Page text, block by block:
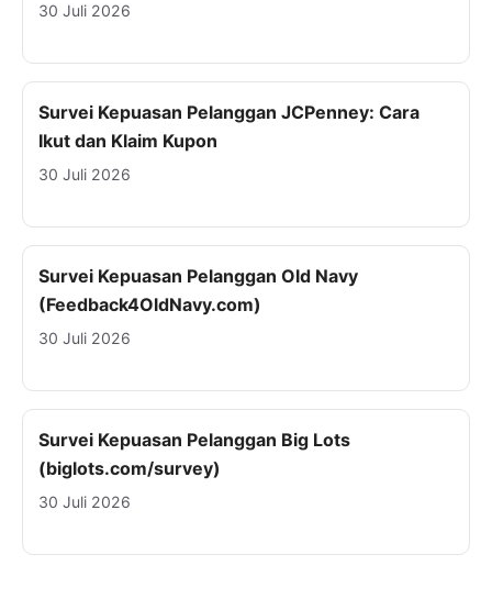
30 Juli 2026
Survei Kepuasan Pelanggan JCPenney: Cara
Ikut dan Klaim Kupon
30 Juli 2026
Survei Kepuasan Pelanggan Old Navy
(Feedback4OldNavy.com)
30 Juli 2026
Survei Kepuasan Pelanggan Big Lots
(biglots.com/survey)
30 Juli 2026